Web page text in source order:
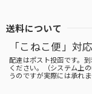
送料について
「こねこ便」対
配達はポスト投函です。
ください。（システム上
うのですが実際には承れま